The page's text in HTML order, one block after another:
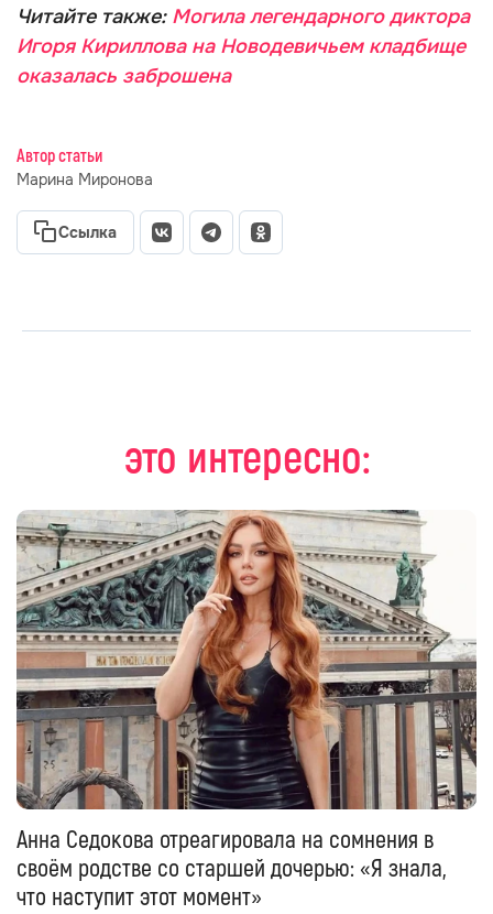
Читайте также: Могила легендарного диктора
Игоря Кириллова на Новодевичьем кладбище
оказалась заброшена
Автор статьи
Марина Миронова
Ссылка
это интересно:
Анна Седокова отреагировала на сомнения в
своём родстве со старшей дочерью: «Я знала,
что наступит этот момент»